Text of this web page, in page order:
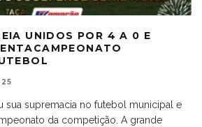
UNIDOS POR 4 A 0 E
sua supremacia no futebol municipal e
da competição. A grande